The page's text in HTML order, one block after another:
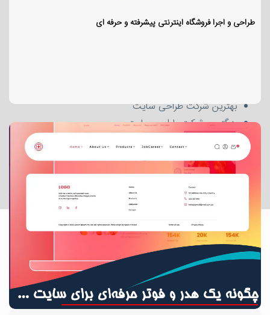
شرکت طراحی سایت
بهترین شرکت طراحی سایت
بزرگترین شرکت طراحی سایت
قدیمی ترین شرکت طراحی سایت ایران
بهترین شرکت طراحی سایت فروشگاهی
شرکت طراحی سایت نیووب
بهترین شرکت طراحی سایت در تهران
" به کسب و کار شما، رونق میبخشیم "
با داشتن تیم تخصصی طراحی گرافیک وب سایت، برنامه
نویسی اختصاصی، بهینه سازی و پشتیبانی هفت روز هفته،
همیشه در کنار شما خواهیم بود.
طراحی و اجرا فروشگاه اینترنتی پیشرفته و حرفه ای